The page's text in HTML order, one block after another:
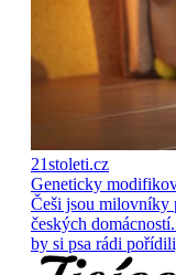
21stoleti.cz
Geneticky
Češi jsou milovníky
českých
by si psa rádi